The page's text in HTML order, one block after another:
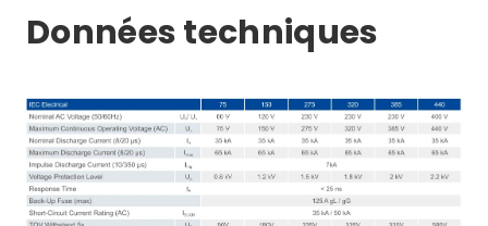
Données techniques